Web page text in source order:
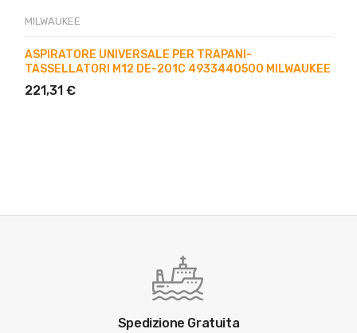
MILWAUKEE
ASPIRATORE UNIVERSALE PER TRAPANI-
TASSELLATORI M12 DE-201C 4933440500 MILWAUKEE
221,31 €
Spedizione Gratuita